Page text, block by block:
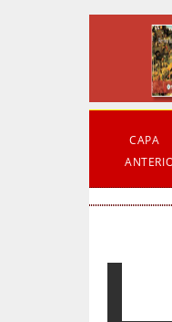
CAPA